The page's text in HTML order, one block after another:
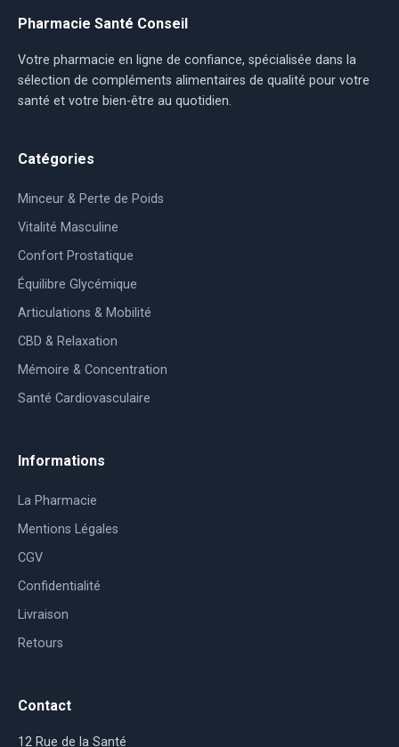
Pharmacie Santé Conseil
Votre pharmacie en ligne de confiance, spécialisée dans la
sélection de compléments alimentaires de qualité pour votre
santé et votre bien-être au quotidien.
Catégories
Minceur & Perte de Poids
Vitalité Masculine
Confort Prostatique
Équilibre Glycémique
Articulations & Mobilité
CBD & Relaxation
Mémoire & Concentration
Santé Cardiovasculaire
Informations
La Pharmacie
Mentions Légales
CGV
Confidentialité
Livraison
Retours
Contact
12 Rue de la Santé